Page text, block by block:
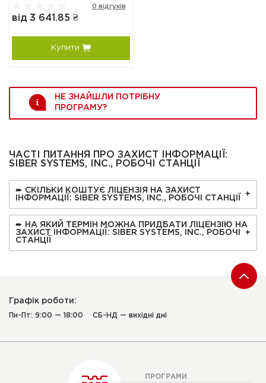
0 відгуків
від 3 641.85 ₴
Купити
НЕ ЗНАЙШЛИ ПОТРІБНУ
ПРОГРАМУ?
ЧАСТІ ПИТАННЯ ПРО ЗАХИСТ ІНФОРМАЦІЇ:
SIBER SYSTEMS, INC., РОБОЧІ СТАНЦІЇ
➨ СКІЛЬКИ КОШТУЄ ЛІЦЕНЗІЯ НА ЗАХИСТ
ІНФОРМАЦІЇ: SIBER SYSTEMS, INC., РОБОЧІ СТАНЦІЇ
➨ НА ЯКИЙ ТЕРМІН МОЖНА ПРИДБАТИ ЛІЦЕНЗІЮ НА
ЗАХИСТ ІНФОРМАЦІЇ: SIBER SYSTEMS, INC., РОБОЧІ
СТАНЦІЇ
Графік роботи:
Пн-Пт: 9:00 — 18:00 СБ-НД — вихідні дні
ПРОГРАМИ